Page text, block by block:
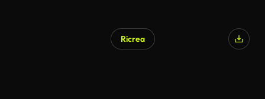
Ricrea